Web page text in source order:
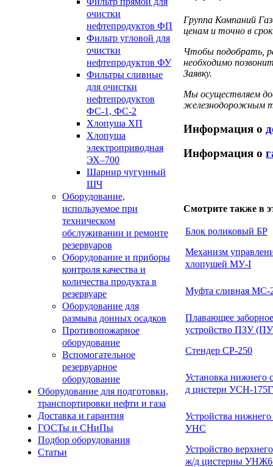
очистки
нефтепродуктов ФП
Фильтр угловой для
очистки
нефтепродуктов ФУ
Фильтры сливные
для очистки
нефтепродуктов
ФС-1, ФС-2
Хлопуша ХП
Хлопуша
электроприводная
ЭХ–700
Шарнир чугунный
ШЧ
Оборудование,
используемое при
техническом
обслуживании и ремонте
резервуаров
Оборудование и приборы
контроля качества и
количества продукта в
резервуаре
Оборудование для
размыва донных осадков
Противопожарное
оборудование
Вспомогательное
резервуарное
оборудование
Оборудование для подготовки,
транспортировки нефти и газа
Доставка и гарантия
ГОСТы и СНиПы
Подбор оборудования
Статьи
Группа Компаний
ценам и точно в
Чтобы подобрать,
необходимо
Заявку.
Мы осуществляем
железнодорожным
Информация о
Информация о
Смотрите также в
Блок роликовый БР
Механизм
хлопушей МУ-I
Муфта сливная МС-
Плавающее заборное
устройство ПЗУ
Стендер СР-250
Установка нижнего
д цистерн УСН-175Г
Устройства нижнего
УНС
Устройство
ж/д цистерны